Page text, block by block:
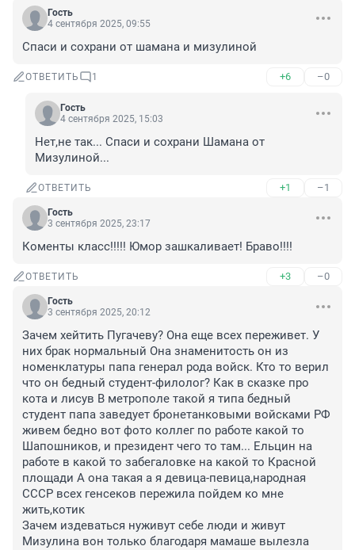
Гость
4 сентября 2025, 09:55
Спаси и сохрани от шамана и мизулиной
ОТВЕТИТЬ 1 +6 –0
Гость
4 сентября 2025, 15:03
Нет,не так... Спаси и сохрани Шамана от
Мизулиной...
ОТВЕТИТЬ +1 –1
Гость
3 сентября 2025, 23:17
Коменты класс!!!!! Юмор зашкаливает! Браво!!!!
ОТВЕТИТЬ +3 –0
Гость
3 сентября 2025, 20:12
Зачем хейтить Пугачеву? Она еще всех переживет. У
них брак нормальный Она знаменитость он из
номенклатуры папа генерал рода войск. Кто то верил
что он бедный студент-филолог? Как в сказке про
кота и лисув В метрополе такой я типа бедный
студент папа заведует бронетанковыми войсками РФ
живем бедно вот фото коллег по работе какой то
Шапошников, и президент чего то там... Ельцин на
работе в какой то забегаловке на какой то Красной
площади А она такая а я девица-певица,народная
СССР всех генсеков пережила пойдем ко мне
жить,котик
Зачем издеваться нуживут себе люди и живут
Мизулина вон только благодаря мамаше вылезла